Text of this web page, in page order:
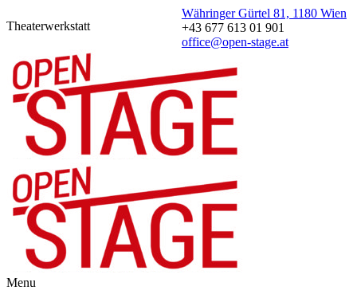
Theaterwerkstatt
Währinger Gürtel 81, 1180 Wien
+43 677 613 01 901
office@open-stage.at
Menu